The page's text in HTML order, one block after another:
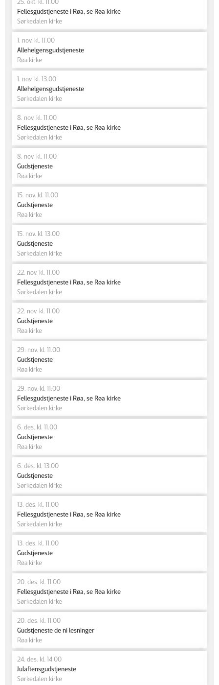
Fellesgudstjeneste i Røa, se Røa kirke
Sørkedalen kirke
1. nov. kl. 11.00
Allehelgensgudstjeneste
Røa kirke
1. nov. kl. 13.00
Allehelgensgudstjeneste
Sørkedalen kirke
8. nov. kl. 11.00
Fellesgudstjeneste i Røa, se Røa kirke
Sørkedalen kirke
8. nov. kl. 11.00
Gudstjeneste
Røa kirke
15. nov. kl. 11.00
Gudstjeneste
Røa kirke
15. nov. kl. 13.00
Gudstjeneste
Sørkedalen kirke
22. nov. kl. 11.00
Fellesgudstjeneste i Røa, se Røa kirke
Sørkedalen kirke
22. nov. kl. 11.00
Gudstjeneste
Røa kirke
29. nov. kl. 11.00
Gudstjeneste
Røa kirke
29. nov. kl. 11.00
Fellesgudstjeneste i Røa, se Røa kirke
Sørkedalen kirke
6. des. kl. 11.00
Gudstjeneste
Røa kirke
6. des. kl. 13.00
Gudstjeneste
Sørkedalen kirke
13. des. kl. 11.00
Fellesgudstjeneste i Røa, se Røa kirke
Sørkedalen kirke
13. des. kl. 11.00
Gudstjeneste
Røa kirke
20. des. kl. 11.00
Fellesgudstjeneste i Røa, se Røa kirke
Sørkedalen kirke
20. des. kl. 11.00
Gudstjeneste de ni lesninger
Røa kirke
24. des. kl. 14.00
Julaftensgudstjeneste
Sørkedalen kirke